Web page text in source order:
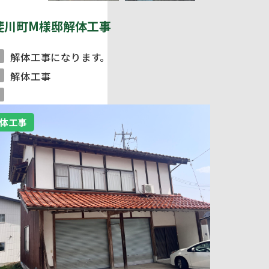
川町M様邸解体工事
解体工事になります。
解体工事
工事